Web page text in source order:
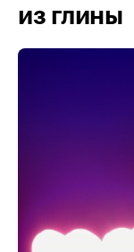
из глины